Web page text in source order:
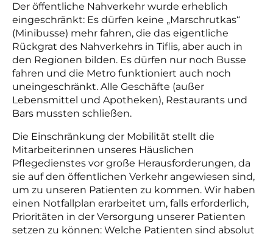
Der öffentliche Nahverkehr wurde erheblich
eingeschränkt: Es dürfen keine „Marschrutkas“
(Minibusse) mehr fahren, die das eigentliche
Rückgrat des Nahverkehrs in Tiflis, aber auch in
den Regionen bilden. Es dürfen nur noch Busse
fahren und die Metro funktioniert auch noch
uneingeschränkt. Alle Geschäfte (außer
Lebensmittel und Apotheken), Restaurants und
Bars mussten schließen.
Die Einschränkung der Mobilität stellt die
Mitarbeiterinnen unseres Häuslichen
Pflegedienstes vor große Herausforderungen, da
sie auf den öffentlichen Verkehr angewiesen sind,
um zu unseren Patienten zu kommen. Wir haben
einen Notfallplan erarbeitet um, falls erforderlich,
Prioritäten in der Versorgung unserer Patienten
setzen zu können: Welche Patienten sind absolut